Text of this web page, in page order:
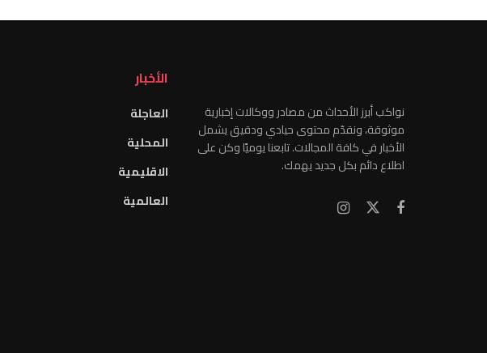
نواكب أبرز الأحداث من مصادر ووكالات إخبارية
موثوقة، ونقدّم محتوى حيادي ودقيق يشمل
الأخبار في كافة المجالات. تابعنا يوميًا وكن على
اطلاع دائم بكل جديد يهمك.
الأخبار
العاجلة
المحلية
الاقليمية
العالمية